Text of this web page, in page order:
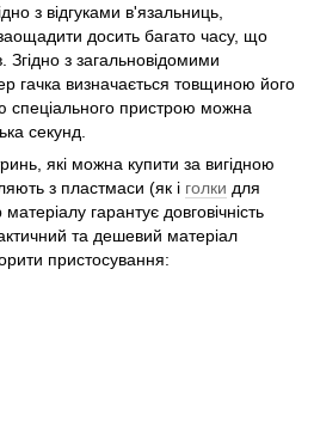
з відгуками в'язальниць,
досить багато часу, що
Згідно з загальновідомими
гачка визначається товщиною його
спеціального пристрою можна
секунд.
які можна купити за вигідною
з пластмаси (як і голки для
гарантує довговічність
та дешевий матеріал
пристосування: